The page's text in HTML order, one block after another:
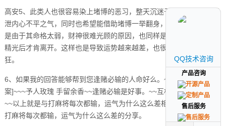
高安5、此类人也很容易染上堵博的恶习，整天沉迷于赌局中，以此发
泄内心不平之气，同时也希望能借助堵博一举翻身，成为有钱人。但
是由于其命格太弱，财神很难光顾的原因，也同样是逢赌必输，输得
精光后才肯离开。这样也是导致运势越来越差，也很容易越赌越疯
狂。
6、如果我的回答能够帮到您逢赌必输的人命好么。~~~请[采纳答
案]~~~予人玫瑰 手留余香~~逢赌必输是好事。~~互相帮助 共同进步
~~以上就是与打麻将每次都输，运气为什么这么差相关内容，是关于
打麻将每次都输，运气为什么这么差的分享。
QQ技术咨询
产品咨询
售后服务
QQ技术咨询
产品咨询
售后服务